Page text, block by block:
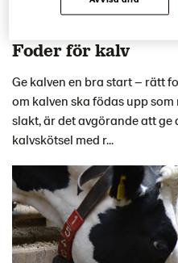
Foder för kalv
Ge kalven en bra start – rätt
om kalven ska födas upp
slakt, är det avgörande att ge
kalvskötsel med r...